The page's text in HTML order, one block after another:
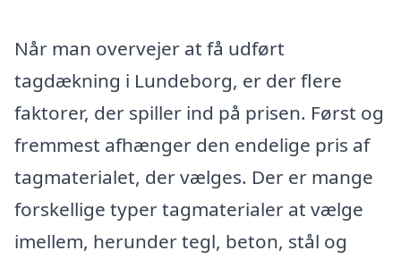
Når man overvejer at få udført
tagdækning i Lundeborg, er der flere
faktorer, der spiller ind på prisen. Først og
fremmest afhænger den endelige pris af
tagmaterialet, der vælges. Der er mange
forskellige typer tagmaterialer at vælge
imellem, herunder tegl, beton, stål og